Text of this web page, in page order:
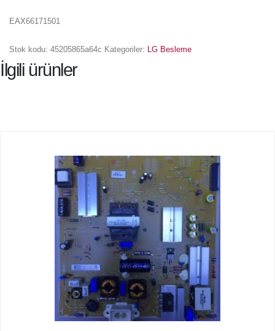
EAX66171501
Stok kodu: 45205865a64c Kategoriler: LG Besleme
İlgili ürünler